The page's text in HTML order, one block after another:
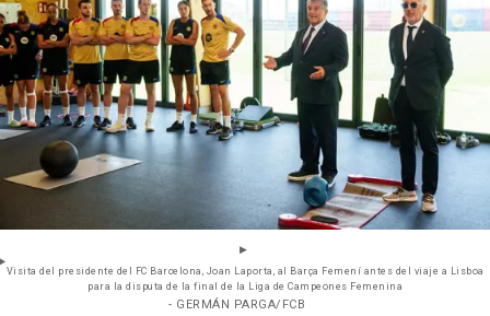
Visita del presidente del FC Barcelona, Joan Laporta, al Barça Femení antes del viaje a Lisboa
para la disputa de la final de la Liga de Campeones Femenina
- GERMÁN PARGA/FCB